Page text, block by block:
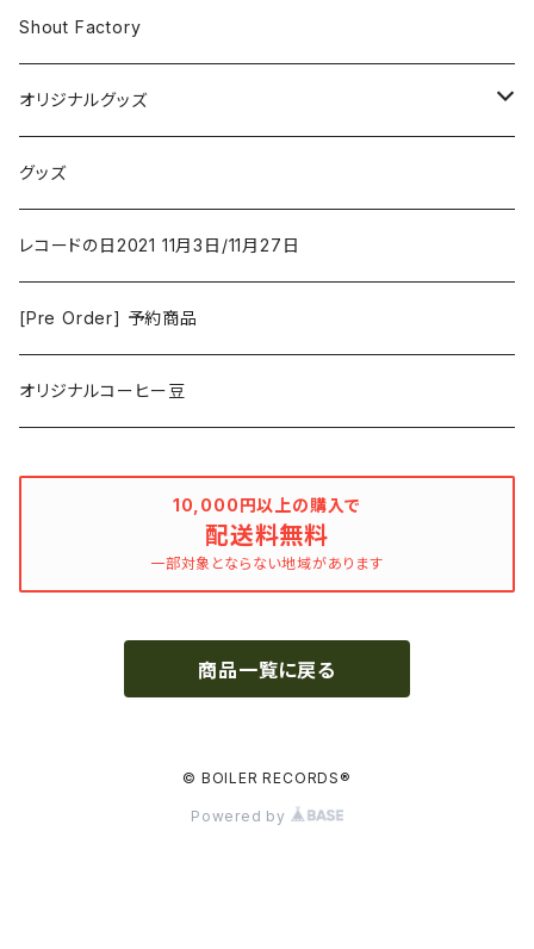
アクション/クライム
コメディ
ファンタジー/アドベンチャー
アニメーション
ゲーム
ミュージカル/音楽/ドキュメンタリー/コンピ
Iron and Wine
Grouper
Bill Callahan
Phoebe Bridgers
The Beautiful South
Electronic & Ambient
New Order
Jazz
Shout Factory
オリジナルグッズ
コーヒー
洋服
グッズ
レコードの日2021 11月3日/11月27日
[Pre Order] 予約商品
オリジナルコーヒー豆
10,000円以上の購入で
配送料無料
一部対象とならない地域があります
商品一覧に戻る
© BOILER RECORDS®
Powered by